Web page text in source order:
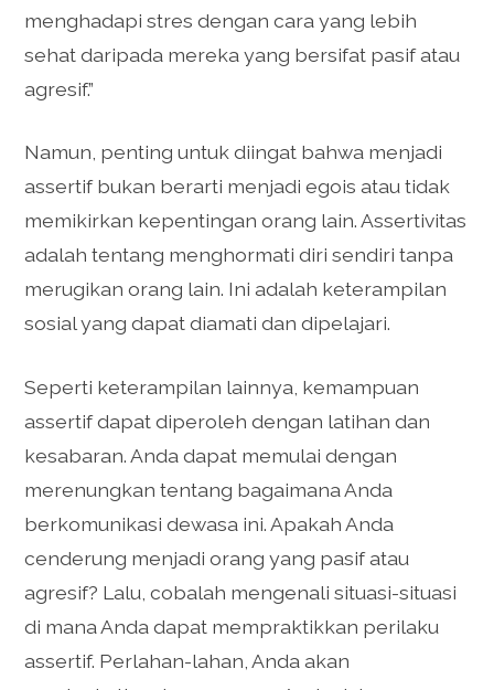
menghadapi stres dengan cara yang lebih
sehat daripada mereka yang bersifat pasif atau
agresif.”
Namun, penting untuk diingat bahwa menjadi
assertif bukan berarti menjadi egois atau tidak
memikirkan kepentingan orang lain. Assertivitas
adalah tentang menghormati diri sendiri tanpa
merugikan orang lain. Ini adalah keterampilan
sosial yang dapat diamati dan dipelajari.
Seperti keterampilan lainnya, kemampuan
assertif dapat diperoleh dengan latihan dan
kesabaran. Anda dapat memulai dengan
merenungkan tentang bagaimana Anda
berkomunikasi dewasa ini. Apakah Anda
cenderung menjadi orang yang pasif atau
agresif? Lalu, cobalah mengenali situasi-situasi
di mana Anda dapat mempraktikkan perilaku
assertif. Perlahan-lahan, Anda akan